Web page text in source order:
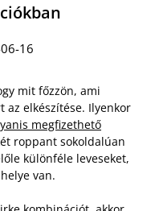
16
mit főzzön, ami
az elkészítése. Ilyenkor
megfizethető
roppant sokoldalúan
különféle leveseket,
van.